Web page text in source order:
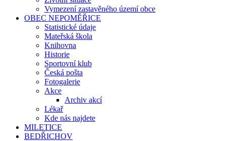
Vymezení zastavěného území obce
OBEC NEPOMĚŘICE
Statistické údaje
Mateřská škola
Knihovna
Historie
Sportovní klub
Česká pošta
Fotogalerie
Akce
Archiv akcí
Lékař
Kde nás najdete
MILETICE
BEDŘICHOV